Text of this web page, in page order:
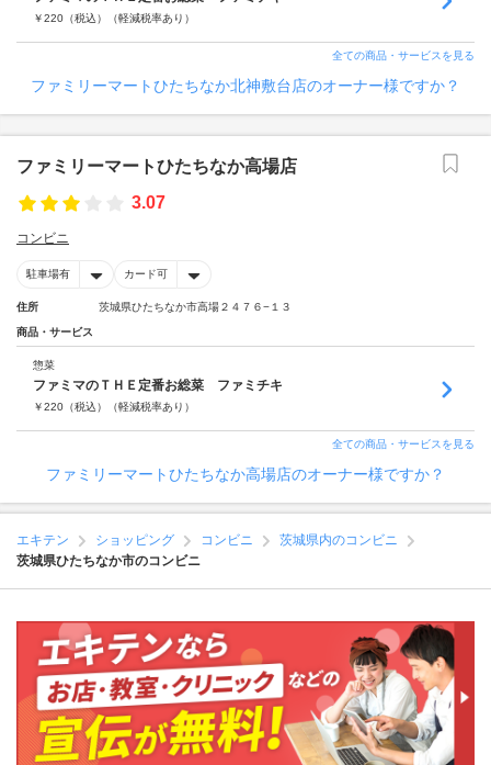
￥220 （税込） （軽減税率あり）
全ての商品・サービスを見る
ファミリーマートひたちなか北神敷台店のオーナー様ですか？
ファミリーマートひたちなか高場店
3.07
コンビニ
駐車場有 カード可
住所 茨城県ひたちなか市高場２４７６−１３
商品・サービス
惣菜
ファミマのＴＨＥ定番お総菜 ファミチキ
￥220 （税込） （軽減税率あり）
全ての商品・サービスを見る
ファミリーマートひたちなか高場店のオーナー様ですか？
エキテン ショッピング コンビニ
茨城県内のコンビニ
茨城県ひたちなか市のコンビニ